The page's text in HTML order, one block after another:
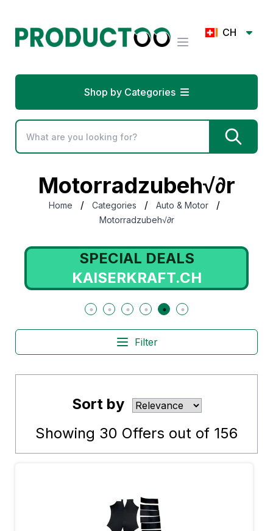
CH
Shop by Categories
Motorradzubeh√∂r
Home / Categories / Auto & Motor /
Motorradzubeh√∂r
SPECIAL DEALS
KAISERKRAFT.CH
Filter
Sort by
Showing 30 Offers out of 156